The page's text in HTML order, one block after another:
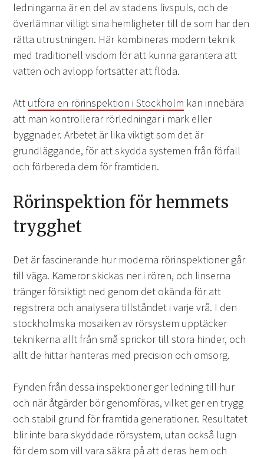
ledningarna är en del av stadens livspuls, och de
överlämnar villigt sina hemligheter till de som har den
rätta utrustningen. Här kombineras modern teknik
med traditionell visdom för att kunna garantera att
vatten och avlopp fortsätter att flöda.
Att utföra en rörinspektion i Stockholm kan innebära
att man kontrollerar rörledningar i mark eller
byggnader. Arbetet är lika viktigt som det är
grundläggande, för att skydda systemen från förfall
och förbereda dem för framtiden.
Rörinspektion för hemmets
trygghet
Det är fascinerande hur moderna rörinspektioner går
till väga. Kameror skickas ner i rören, och linserna
tränger försiktigt ned genom det okända för att
registrera och analysera tillståndet i varje vrå. I den
stockholmska mosaiken av rörsystem upptäcker
teknikerna allt från små sprickor till stora hinder, och
allt de hittar hanteras med precision och omsorg.
Fynden från dessa inspektioner ger ledning till hur
och när åtgärder bör genomföras, vilket ger en trygg
och stabil grund för framtida generationer. Resultatet
blir inte bara skyddade rörsystem, utan också lugn
för dem som vill vara säkra på att deras hem och